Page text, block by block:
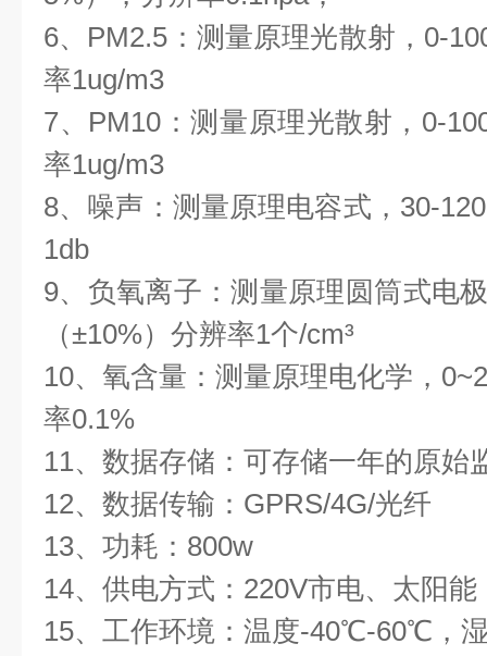
6、PM2.5：测量原理光散射，0-
率1ug/m3
7、PM10：测量原理光散射，0-
率1ug/m3
8、噪声：测量原理电容式，30-
1db
9、负氧离子：测量原理圆筒式电
（±10%）分辨率1个/cm³
10、氧含量：测量原理电化学，
率0.1%
11、数据存储：可存储一年的原始
12、数据传输：GPRS/4G/光纤
13、功耗：800w
14、供电方式：220V市电、太阳能
15、工作环境：温度-40℃-60℃，